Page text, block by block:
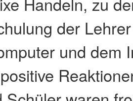
der
und dem